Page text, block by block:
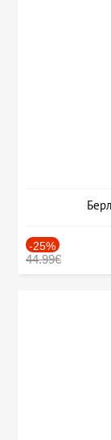
-25%
44.99€